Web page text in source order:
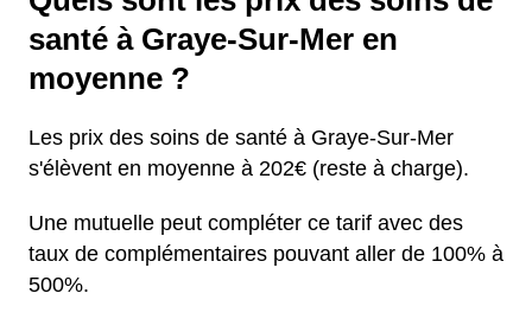
santé à Graye-Sur-Mer en
moyenne ?
Les prix des soins de santé à Graye-Sur-Mer
s'élèvent en moyenne à 202€ (reste à charge).
Une mutuelle peut compléter ce tarif avec des
taux de complémentaires pouvant aller de 100% à
500%.